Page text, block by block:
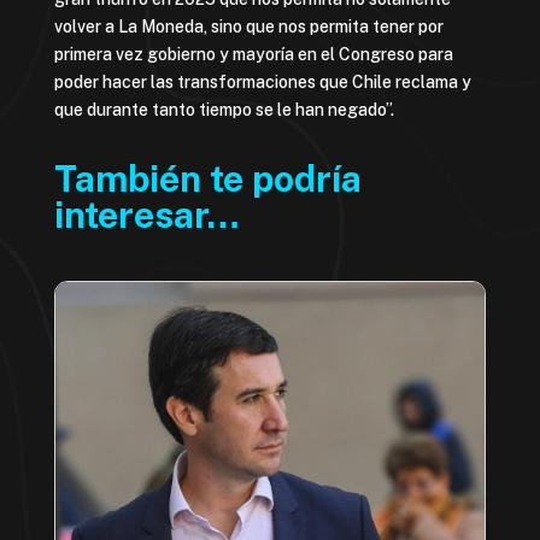
volver a La Moneda, sino que nos permita tener por
primera vez gobierno y mayoría en el Congreso para
poder hacer las transformaciones que Chile reclama y
que durante tanto tiempo se le han negado”.
También te podría
interesar…